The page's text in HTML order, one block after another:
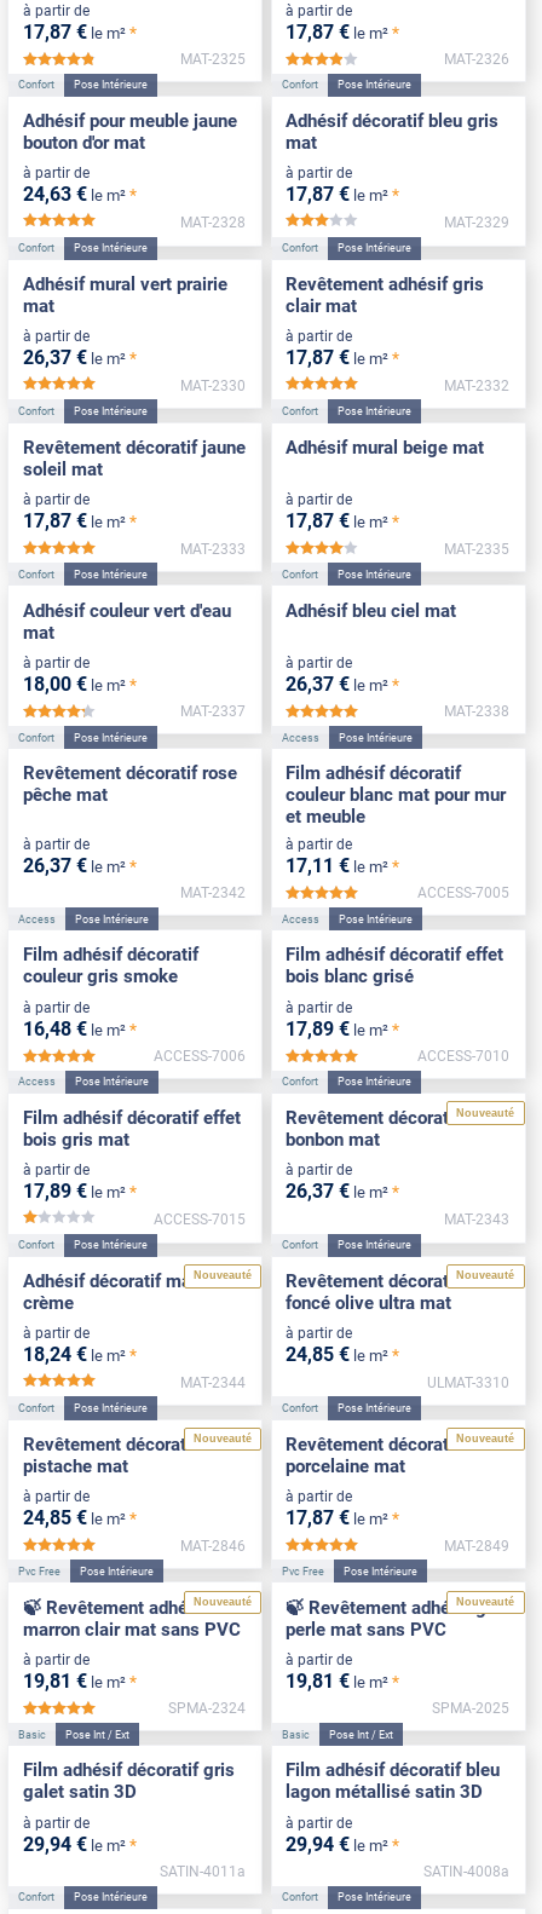
à partir de
17,87 € le m² *
*****
MAT-2325
à partir de
17,87 € le m² *
*****
MAT-2326
Confort Pose Intérieure
Adhésif pour meuble jaune
bouton d'or mat
à partir de
24,63 € le m² *
MAT-2328
Confort Pose Intérieure
Adhésif décoratif bleu gris
mat
à partir de
17,87 € le m² *
*****
MAT-2329
Confort Pose Intérieure
Adhésif mural vert prairie
mat
à partir de
26,37 € le m² *
*****
MAT-2330
Confort Pose Intérieure
Revêtement adhésif gris
clair mat
à partir de
17,87 € le m² *
MAT-2332
Confort Pose Intérieure
Revêtement décoratif jaune
soleil mat
à partir de
17,87 € le m² *
*****
MAT-2333
Confort Pose Intérieure
Adhésif mural beige mat
à partir de
17,87 € le m² *
*****
MAT-2335
Confort Pose Intérieure
Adhésif couleur vert d'eau
mat
à partir de
18,00 € le m² *
*****
MAT-2337
Confort Pose Intérieure
Adhésif bleu ciel mat
à partir de
26,37 € le m² *
MAT-2338
Confort Pose Intérieure
Revêtement décoratif rose
pêche mat
à partir de
26,37 € le m² *
MAT-2342
Access Pose Intérieure
Film adhésif décoratif
couleur blanc mat pour mur
et meuble
à partir de
17,11 € le m² *
ACCESS-7005
Access Pose Intérieure
Film adhésif décoratif
couleur gris smoke
à partir de
16,48 € le m² *
*****
ACCESS-7006
Access Pose Intérieure
Film adhésif décoratif effet
bois blanc grisé
à partir de
17,89 € le m² *
ACCESS-7010
Access Pose Intérieure
Film adhésif décoratif effet
bois gris mat
à partir de
17,89 € le m² *
*****
ACCESS-7015
Nouveauté
Confort Pose Intérieure
Revêtement décoratif rose
bonbon mat
à partir de
26,37 € le m² *
MAT-2343
Nouveauté
Confort Pose Intérieure
Adhésif décoratif mat blanc
crème
à partir de
18,24 € le m² *
*****
MAT-2344
Nouveauté
Confort Pose Intérieure
Revêtement décoratif vert
foncé olive ultra mat
à partir de
24,85 € le m² *
ULMAT-3310
Nouveauté
Confort Pose Intérieure
Revêtement décoratif vert
pistache mat
à partir de
24,85 € le m² *
*****
MAT-2846
Nouveauté
Confort Pose Intérieure
Revêtement décoratif
porcelaine mat
à partir de
17,87 € le m² *
MAT-2849
Nouveauté
Pvc Free Pose Intérieure
🍃 Revêtement adhésif
marron clair mat sans PVC
à partir de
19,81 € le m² *
*****
SPMA-2324
Nouveauté
Pvc Free Pose Intérieure
🍃 Revêtement adhésif gris
perle mat sans PVC
à partir de
19,81 € le m² *
SPMA-2025
Basic Pose Int / Ext
Film adhésif décoratif gris
galet satin 3D
à partir de
29,94 € le m² *
SATIN-4011a
Basic Pose Int / Ext
Film adhésif décoratif bleu
lagon métallisé satin 3D
à partir de
29,94 € le m² *
SATIN-4008a
Confort Pose Intérieure Confort Pose Intérieure